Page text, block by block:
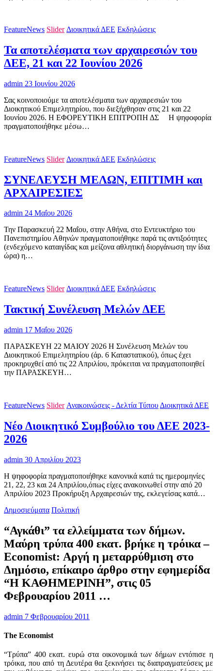
FeatureNews Slider Διοικητικά ΔΕΕ Εκδηλώσεις
Τα αποτελέσματα των αρχαιρεσιών του
ΔΕΕ, 21 και 22 Ιουνίου 2026
admin 23 Ιουνίου 2026
Σας κοινοποιούμε τα αποτελέσματα των αρχαιρεσιών του
Διοικητικού Επιμελητηρίου, που διεξήχθησαν στις 21 και 22
Ιουνίου 2026. Η ΕΦΟΡΕΥΤΙΚΗ ΕΠΙΤΡΟΠΗ ΔΣ H ψηφοφορία
πραγματοποιήθηκε μέσω…
FeatureNews Slider Διοικητικά ΔΕΕ Εκδηλώσεις
ΣΥΝΕΛΕΥΣΗ ΜΕΛΩΝ, ΕΠΙΤΙΜΗ και
ΑΡΧΑΙΡΕΣΙΕΣ
admin 24 Μαΐου 2026
Την Παρασκευή 22 Μαΐου, στην Αθήνα, στο Εντευκτήριο του
Πανεπιστημίου Αθηνών πραγματοποιήθηκε παρά τις αντιξοότητες
(ενδεχόμενο καταιγίδας και μείζονα αθλητική διοργάνωση την ίδια
ώρα) η…
FeatureNews Slider Διοικητικά ΔΕΕ Εκδηλώσεις
Τακτική Συνέλευση Μελών ΔΕΕ
admin 17 Μαΐου 2026
ΠΑΡΑΣΚΕΥΗ 22 ΜΑΙΟΥ 2026 Η Συνέλευση Μελών του
Διοικητικού Επιμελητηρίου (άρ. 6 Καταστατικού), όπως έχει
προκηρυχθεί από τις 22 Απριλίου, πρόκειται να πραγματοποιηθεί
την ΠΑΡΑΣΚΕΥΗ…
FeatureNews Slider Ανακοινώσεις - Δελτία Τύπου Διοικητικά ΔΕΕ
Νέο Διοικητικό Συμβούλιο του ΔΕΕ 2023-
2026
admin 30 Απριλίου 2023
Η ψηφοφορία πραγματοποιήθηκε κανονικά κατά τις ημερομηνίες
21, 22, 23 και 24 Απριλίου,όπως είχες ανακοινωθεί στην από 20
Απριλίου 2023 Προκήρυξη Αρχαιρεσιών της, εκλεγείσας κατά…
Δημοσιεύματα Πολιτική
“Αγκάθι” τα ελλείμματα των δήμων.
Μαύρη τρύπα 400 εκατ. βρήκε η τρόικα –
Economist: Αργή η μεταρρύθμιση στο
Δημόσιο, επίκαιρο άρθρο στην εφημερίδα
“Η ΚΑΘΗΜΕΡΙΝΗ”, στις 05
Φεβρουαρίου 2011 …
admin 7 Φεβρουαρίου 2011
The Economist
“Τρύπα” 400 εκατ. ευρώ στα οικονομικά των δήμων εντόπισε η
τρόικα, που από τη Δευτέρα θα ξεκινήσει τις διαπραγματεύσεις με